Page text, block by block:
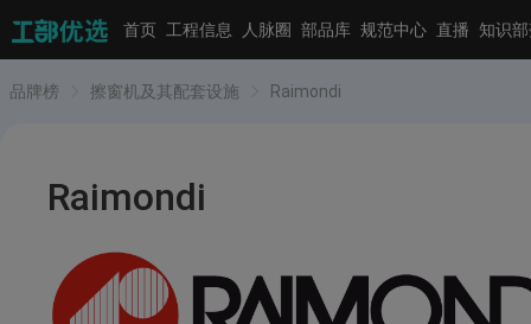
首页 工程信息 人脉圈 部品库 规范中心 直播 知识
品牌榜 擦窗机及其配套设施 Raimondi
Raimondi